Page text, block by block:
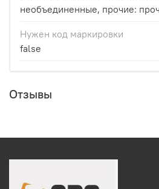
необъединенные, прочие:
Нужен код маркировки
false
Отзывы